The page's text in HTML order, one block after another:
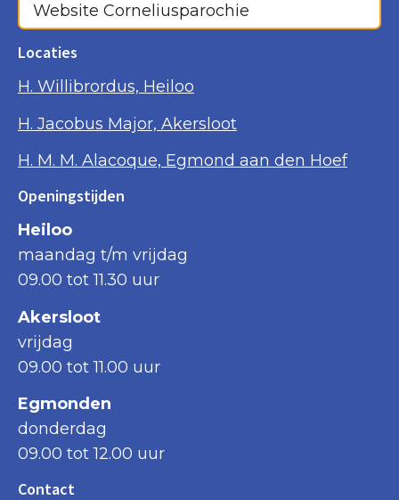
Website Corneliusparochie
Locaties
H. Willibrordus, Heiloo
H. Jacobus Major, Akersloot
H. M. M. Alacoque, Egmond aan den Hoef
Openingstijden
Heiloo
maandag t/m vrijdag
09.00 tot 11.30 uur
Akersloot
vrijdag
09.00 tot 11.00 uur
Egmonden
donderdag
09.00 tot 12.00 uur
Contact